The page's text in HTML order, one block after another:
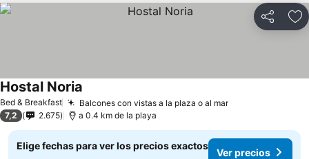
Compartir
Bed & Breakfast Balcones con vistas a la plaza o al marVer precios
Hostal Noria
7,2 2.675 a 0.4 km de la playa
Elige fechas para ver los precios exactos
Ver precios